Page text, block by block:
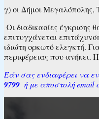
γ) οι Δήμοι Μεγαλόπολης,
Οι διαδικασίες
επιτυγχάνεται
ιδιώτη ορκωτό ελεγκτή.
περιφέρειας που ανήκει.
Εάν σας ενδιαφέρει να
9799 ή με αποστολή email